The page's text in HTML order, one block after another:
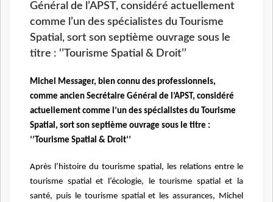
Général de l’APST, considéré actuellement
comme l’un des spécialistes du Tourisme
Spatial, sort son septième ouvrage sous le
titre : ‘’Tourisme Spatial & Droit’’
Michel Messager, bien connu des professionnels,
comme ancien Secrétaire Général de l’APST, considéré
actuellement comme l’un des spécialistes du Tourisme
Spatial, sort son septième ouvrage sous le titre :
‘’Tourisme Spatial & Droit’’
Après l’histoire du tourisme spatial, les relations entre le
tourisme spatial et l’écologie, le tourisme spatial et la
santé, puis le tourisme spatial et les assurances, Michel